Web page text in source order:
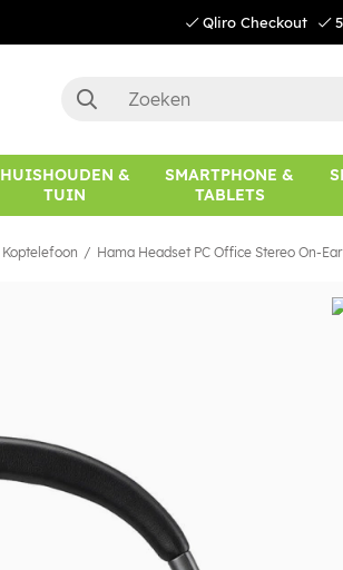
Qliro Checkout
HUISHOUDEN &
TUIN
SMARTPHONE &
TABLETS
Koptelefoon Hama Headset PC Office Stereo On-